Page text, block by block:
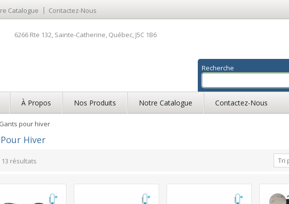
Catalogue Contactez-Nous
6266 Rte 132, Sainte-Catherine, Québec, J5C 1B6
Recherche
À Propos Nos Produits Notre Catalogue Contactez-Nous
pour hiver
Hiver
Tri
13 résultats